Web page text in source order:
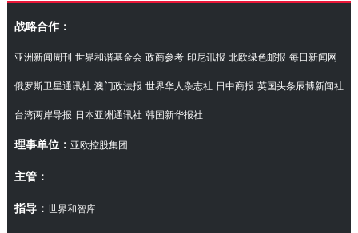
战略合作：
亚洲新闻周刊 世界和谐基金会 政商参考 印尼讯报 北欧绿色邮报 每日新闻网
俄罗斯卫星通讯社 澳门政法报 世界华人杂志社 日中商报 英国头条辰博新闻社
台湾两岸导报 日本亚洲通讯社 韩国新华报社
理事单位： 亚欧控股集团
主管：
指导： 世界和智库